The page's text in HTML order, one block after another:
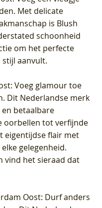
Met delicate
is Blush
schoonheid
om het perfecte
stijl aanvult.
: Voeg glamour toe
Dit Nederlandse merk
betaalbare
oorbellen tot verfijnde
eigentijdse flair met
gelegenheid.
vind het sieraad dat
Oost: Durf anders